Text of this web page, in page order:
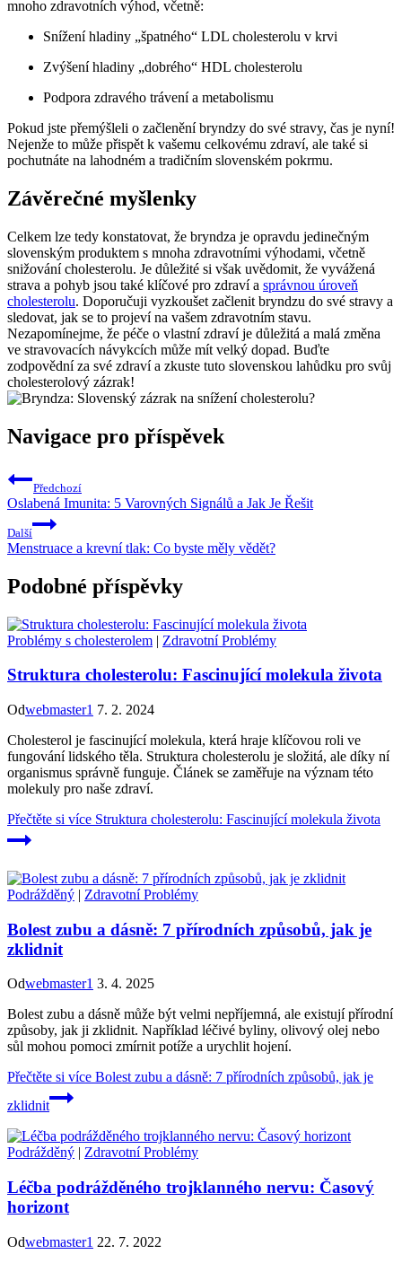
mnoho zdravotních výhod, včetně:
Snížení hladiny „špatného“ LDL cholesterolu v krvi
Zvýšení hladiny „dobrého“ HDL cholesterolu
Podpora zdravého trávení a metabolismu
Pokud jste přemýšleli o začlenění bryndzy do své stravy, čas je nyní!
Nejenže to může přispět k vašemu celkovému zdraví, ale také si
pochutnáte na lahodném a tradičním slovenském pokrmu.
Závěrečné myšlenky
Celkem lze tedy konstatovat, že bryndza je opravdu jedinečným
slovenským produktem s mnoha zdravotními výhodami, včetně
snižování cholesterolu. Je důležité si však uvědomit, že vyvážená
strava a pohyb jsou také klíčové pro zdraví a správnou úroveň
cholesterolu. Doporučuji vyzkoušet začlenit bryndzu do své stravy a
sledovat, jak se to projeví na vašem zdravotním stavu.
Nezapomínejme, že péče o vlastní zdraví je důležitá a malá změna
ve stravovacích návykcích může mít velký dopad. Buďte
zodpovědní za své zdraví a zkuste tuto slovenskou lahůdku pro svůj
cholesterolový zázrak!
Navigace pro příspěvek
Předchozí
Oslabená Imunita: 5 Varovných Signálů a Jak Je Řešit
Další
Menstruace a krevní tlak: Co byste měly vědět?
Podobné příspěvky
Problémy s cholesterolem | Zdravotní Problémy
Struktura cholesterolu: Fascinující molekula života
Odwebmaster1 7. 2. 2024
Cholesterol je fascinující molekula, která hraje klíčovou roli ve
fungování lidského těla. Struktura cholesterolu je složitá, ale díky ní
organismus správně funguje. Článek se zaměřuje na význam této
molekuly pro naše zdraví.
Přečtěte si více Struktura cholesterolu: Fascinující molekula života
Podrážděný | Zdravotní Problémy
Bolest zubu a dásně: 7 přírodních způsobů, jak je
zklidnit
Odwebmaster1 3. 4. 2025
Bolest zubu a dásně může být velmi nepříjemná, ale existují přírodní
způsoby, jak ji zklidnit. Například léčivé byliny, olivový olej nebo
sůl mohou pomoci zmírnit potíže a urychlit hojení.
Přečtěte si více Bolest zubu a dásně: 7 přírodních způsobů, jak je
zklidnit
Podrážděný | Zdravotní Problémy
Léčba podrážděného trojklanného nervu: Časový
horizont
Odwebmaster1 22. 7. 2022